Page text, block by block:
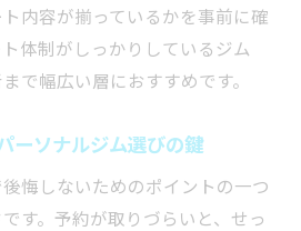
内容が揃っているかを事前に確
体制がしっかりしているジム
で幅広い層におすすめです。
ーソナルジム選びの鍵
悔しないためのポイントの一つ
す。予約が取りづらいと、せっ